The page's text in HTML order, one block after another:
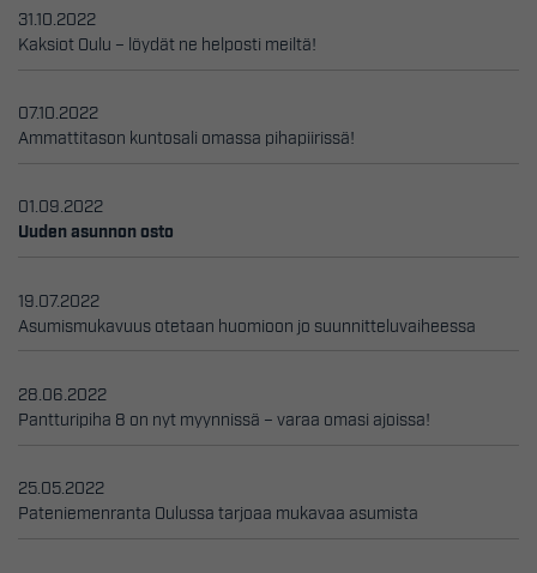
31.10.2022
Kaksiot Oulu – löydät ne helposti meiltä!
07.10.2022
Ammattitason kuntosali omassa pihapiirissä!
01.09.2022
Uuden asunnon osto
19.07.2022
Asumismukavuus otetaan huomioon jo suunnitteluvaiheessa
28.06.2022
Pantturipiha 8 on nyt myynnissä – varaa omasi ajoissa!
25.05.2022
Pateniemenranta Oulussa tarjoaa mukavaa asumista